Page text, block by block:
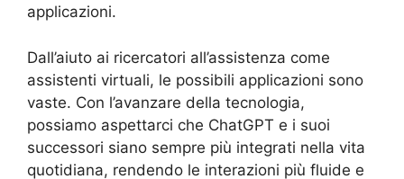
applicazioni.
Dall’aiuto ai ricercatori all’assistenza come
assistenti virtuali, le possibili applicazioni sono
vaste. Con l’avanzare della tecnologia,
possiamo aspettarci che ChatGPT e i suoi
successori siano sempre più integrati nella vita
quotidiana, rendendo le interazioni più fluide e